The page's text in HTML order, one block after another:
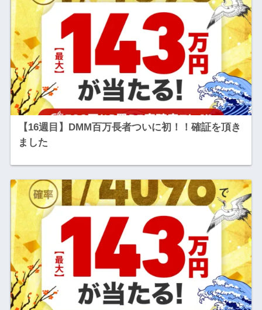
【16週目】DMM百万長者ついに初！！確証を頂き
ました